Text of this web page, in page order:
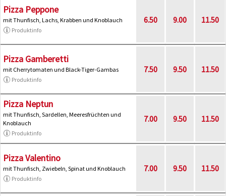
Pizza Peppone
mit Thunfisch, Lachs, Krabben und Knoblauch
Produktinfo
6.50 9.00 11.50
Pizza Gamberetti
mit Cherrytomaten und Black-Tiger-Gambas
Produktinfo
7.50 9.50 11.50
Pizza Neptun
mit Thunfisch, Sardellen, Meeresfrüchten und
Knoblauch
Produktinfo
7.00 9.50 11.50
Pizza Valentino
mit Thunfisch, Zwiebeln, Spinat und Knoblauch
Produktinfo
7.00 9.50 11.50